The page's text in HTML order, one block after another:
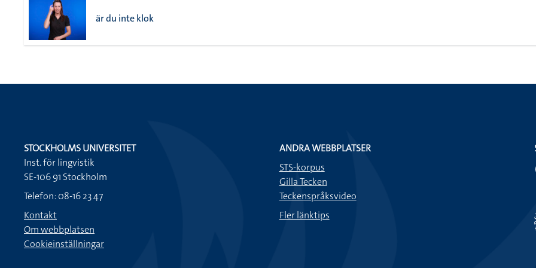
är du inte klok
STOCKHOLMS UNIVERSITET
Inst. för lingvistik
SE-106 91 Stockholm
Telefon: 08-16 23 47
Kontakt
Om webbplatsen
Cookieinställningar
ANDRA WEBBPLATSER
STS-korpus
Gilla Tecken
Teckenspråksvideo
Fler länktips